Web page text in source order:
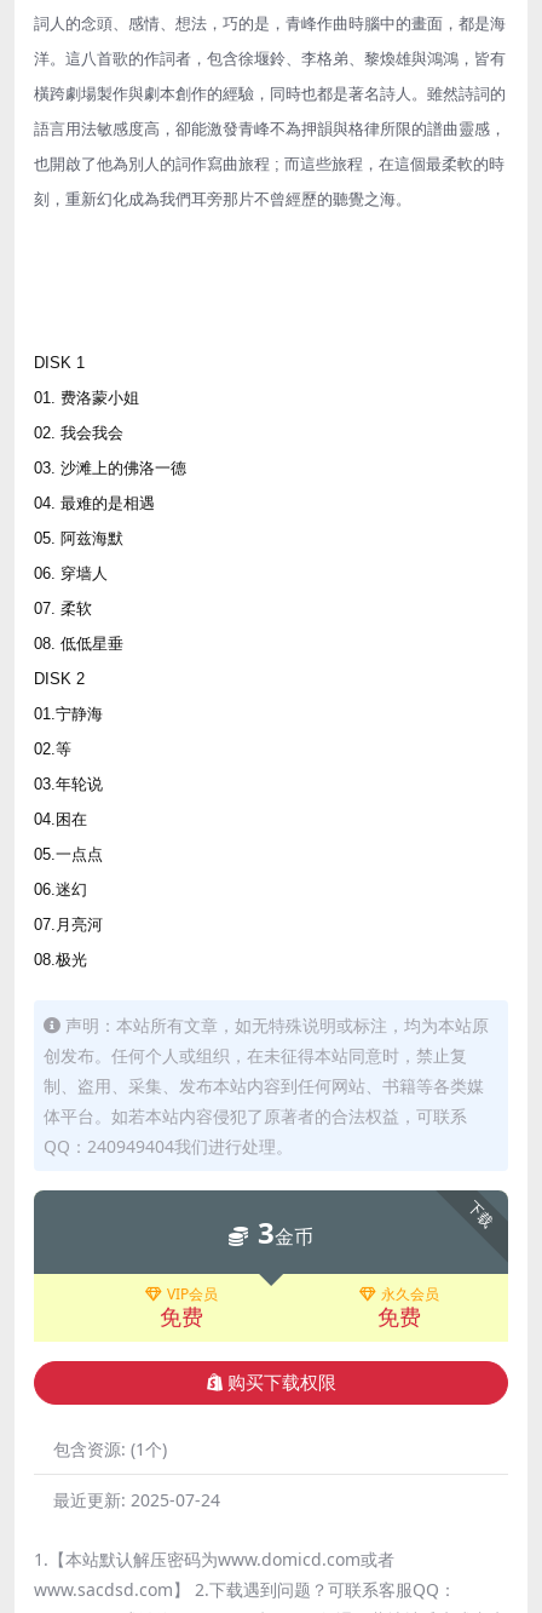
詞人的念頭、感情、想法，巧的是，青峰作曲時腦中的畫面，都是海
洋。這八首歌的作詞者，包含徐堰鈴、李格弟、黎煥雄與鴻鴻，皆有
橫跨劇場製作與劇本創作的經驗，同時也都是著名詩人。雖然詩詞的
語言用法敏感度高，卻能激發青峰不為押韻與格律所限的譜曲靈感，
也開啟了他為別人的詞作寫曲旅程 ; 而這些旅程，在這個最柔軟的時
刻，重新幻化成為我們耳旁那片不曾經歷的聽覺之海。
DISK 1
01. 费洛蒙小姐
02. 我会我会
03. 沙滩上的佛洛一德
04. 最难的是相遇
05. 阿兹海默
06. 穿墙人
07. 柔软
08. 低低星垂
DISK 2
01.宁静海
02.等
03.年轮说
04.困在
05.一点点
06.迷幻
07.月亮河
08.极光
声明：本站所有文章，如无特殊说明或标注，均为本站原
创发布。任何个人或组织，在未征得本站同意时，禁止复
制、盗用、采集、发布本站内容到任何网站、书籍等各类媒
体平台。如若本站内容侵犯了原著者的合法权益，可联系
QQ：240949404我们进行处理。
下载
3金币
VIP会员
免费
永久会员
免费
购买下载权限
包含资源: (1个)
最近更新: 2025-07-24
1.【本站默认解压密码为www.domicd.com或者
www.sacdsd.com】 2.下载遇到问题？可联系客服QQ：